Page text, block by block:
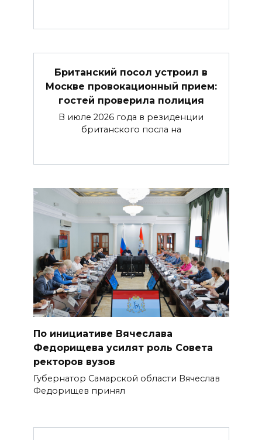
Британский посол устроил в
Москве провокационный прием:
гостей проверила полиция
В июле 2026 года в резиденции
британского посла на
По инициативе Вячеслава
Федорищева усилят роль Совета
ректоров вузов
Губернатор Самарской области Вячеслав
Федорищев принял